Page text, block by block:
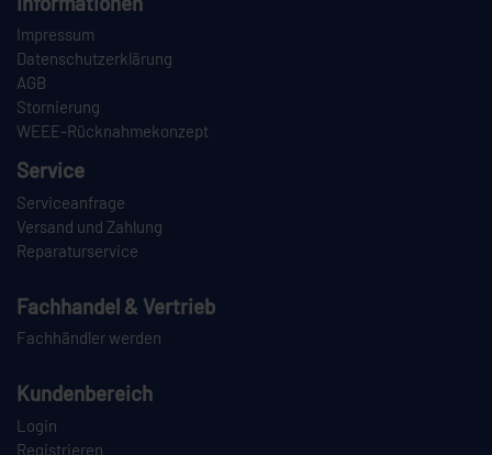
Impressum
Datenschutzerklärung
AGB
Stornierung
WEEE-Rücknahmekonzept
Service
Serviceanfrage
Versand und Zahlung
Reparaturservice
Fachhandel & Vertrieb
Fachhändler werden
Kundenbereich
Login
Registrieren